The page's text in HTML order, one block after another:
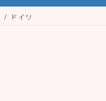
ドイツ